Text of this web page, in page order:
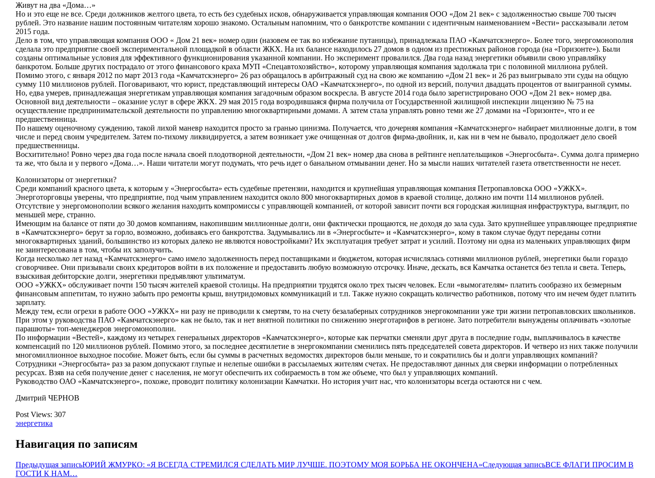
Живут на два «Дома…»
Но и это еще не все. Среди должников желтого цвета, то есть без судебных исков, обнаруживается управляющая компания ООО «Дом 21 век» с задолженностью свыше 700 тысяч
рублей. Это название нашим постоянным читателям хорошо знакомо. Остальным напомним, что о банкротстве компании с идентичным наименованием «Вести» рассказывали летом
2015 года.
Дело в том, что управляющая компания ООО « Дом 21 век» номер один (назовем ее так во избежание путаницы), принадлежала ПАО «Камчатскэнерго». Более того, энергомонополия
сделала это предприятие своей экспериментальной площадкой в области ЖКХ. На их балансе находилось 27 домов в одном из престижных районов города (на «Горизонте»). Были
созданы оптимальные условия для эффективного функционирования указанной компании. Но эксперимент провалился. Два года назад энергетики объявили свою управляйку
банкротом. Больше других пострадало от этого финансового краха МУП «Спецавтохозяйство», которому управляющая компания задолжала три с половиной миллиона рублей.
Помимо этого, с января 2012 по март 2013 года «Камчатскэнерго» 26 раз обращалось в арбитражный суд на свою же компанию «Дом 21 век» и 26 раз выигрывало эти суды на общую
сумму 110 миллионов рублей. Поговаривают, что юрист, представляющий интересы ОАО «Камчатскэнерго», по одной из версий, получил двадцать процентов от выигранной суммы.
Но, едва умерев, принадлежащая энергетикам управляющая компания загадочным образом воскресла. В августе 2014 года было зарегистрировано ООО «Дом 21 век» номер два.
Основной вид деятельности – оказание услуг в сфере ЖКХ. 29 мая 2015 года возродившаяся фирма получила от Государственной жилищной инспекции лицензию № 75 на
осуществление предпринимательской деятельности по управлению многоквартирными домами. А затем стала управлять ровно теми же 27 домами на «Горизонте», что и ее
предшественница.
По нашему оценочному суждению, такой лихой маневр находится просто за гранью цинизма. Получается, что дочерняя компания «Камчатскэнерго» набирает миллионные долги, в том
числе и перед своим учредителем. Затем по-тихому ликвидируется, а затем возникает уже очищенная от долгов фирма-двойник, и, как ни в чем не бывало, продолжает дело своей
предшественницы.
Восхитительно! Ровно через два года после начала своей плодотворной деятельности, «Дом 21 век» номер два снова в рейтинге неплательщиков «Энергосбыта». Сумма долга примерно
та же, что была и у первого «Дома…». Наши читатели могут подумать, что речь идет о банальном отмывании денег. Но за мысли наших читателей газета ответственности не несет.
Колонизаторы от энергетики?
Среди компаний красного цвета, к которым у «Энергосбыта» есть судебные претензии, находится и крупнейшая управляющая компания Петропавловска ООО «УЖКХ».
Энерготорговцы уверены, что предприятие, под чьим управлением находится около 800 многоквартирных домов в краевой столице, должно им почти 114 миллионов рублей.
Отсутствие у энергомонополии всякого желания находить компромиссы с управляющей компанией, от которой зависит почти вся городская жилищная инфраструктура, выглядит, по
меньшей мере, странно.
Имеющим на балансе от пяти до 30 домов компаниям, накопившим миллионные долги, они фактически прощаются, не доходя до зала суда. Зато крупнейшее управляющее предприятие
в «Камчатскэнерго» берут за горло, возможно, добиваясь его банкротства. Задумывались ли в «Энергосбыте» и «Камчатскэнерго», кому в таком случае будут переданы сотни
многоквартирных зданий, большинство из которых далеко не являются новостройками? Их эксплуатация требует затрат и усилий. Поэтому ни одна из маленьких управляющих фирм
не заинтересована в том, чтобы их заполучить.
Когда несколько лет назад «Камчатскэнерго» само имело задолженность перед поставщиками и бюджетом, которая исчислялась сотнями миллионов рублей, энергетики были гораздо
сговорчивее. Они призывали своих кредиторов войти в их положение и предоставить любую возможную отсрочку. Иначе, дескать, вся Камчатка останется без тепла и света. Теперь,
взыскивая дебиторские долги, энергетики предъявляют ультиматум.
ООО «УЖКХ» обслуживает почти 150 тысяч жителей краевой столицы. На предприятии трудятся около трех тысяч человек. Если «вымогателям» платить сообразно их безмерным
финансовым аппетитам, то нужно забыть про ремонты крыш, внутридомовых коммуникаций и т.п. Также нужно сокращать количество работников, потому что им нечем будет платить
зарплату.
Между тем, если огрехи в работе ООО «УЖКХ» ни разу не приводили к смертям, то на счету безалаберных сотрудников энергокомпании уже три жизни петропавловских школьников.
При этом у руководства ПАО «Камчатскэнерго» как не было, так и нет внятной политики по снижению энерготарифов в регионе. Зато потребители вынуждены оплачивать «золотые
парашюты» топ-менеджеров энергомонополии.
По информации «Вестей», каждому из четырех генеральных директоров «Камчатскэнерго», которые как перчатки сменяли друг друга в последние годы, выплачивалось в качестве
компенсаций по 120 миллионов рублей. Помимо этого, за последнее десятилетие в энергокомпании сменились пять председателей совета директоров. И четверо из них также получили
многомиллионное выходное пособие. Может быть, если бы суммы в расчетных ведомостях директоров были меньше, то и сократились бы и долги управляющих компаний?
Сотрудники «Энергосбыта» раз за разом допускают глупые и нелепые ошибки в рассылаемых жителям счетах. Не предоставляют данных для сверки информации о потребленных
ресурсах. Взяв на себя получение денег с населения, не могут обеспечить их собираемость в том же объеме, что был у управляющих компаний.
Руководство ОАО «Камчатскэнерго», похоже, проводит политику колонизации Камчатки. Но история учит нас, что колонизаторы всегда остаются ни с чем.
Дмитрий ЧЕРНОВ
Post Views: 307
энергетика
Навигация по записям
Предыдущая записьЮРИЙ ЖМУРКО: «Я ВСЕГДА СТРЕМИЛСЯ СДЕЛАТЬ МИР ЛУЧШЕ. ПОЭТОМУ МОЯ БОРЬБА НЕ ОКОНЧЕНА»Следующая записьВСЕ ФЛАГИ ПРОСИМ В
ГОСТИ К НАМ…